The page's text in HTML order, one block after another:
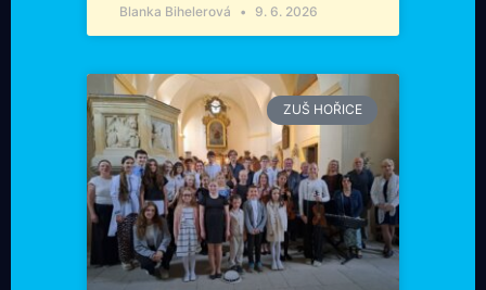
Blanka Bihelerová 9. 6. 2026
ZUŠ HOŘICE